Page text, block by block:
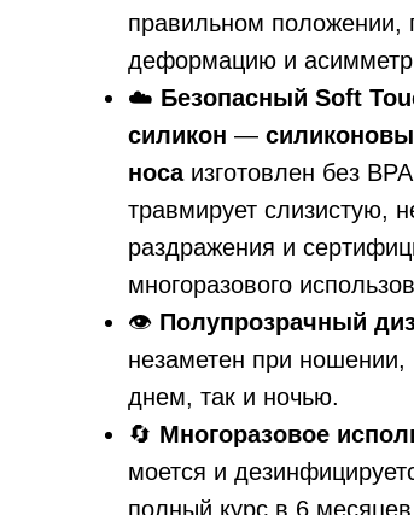
правильном положении,
деформацию и
☁️ Безопасный Soft
силикон —
носаизготовлен без
травмирует слизистую,
раздражения и
многоразового
👁️ Полупрозрачный
незаметен при ношении,
днем, так и ночью.
🔄 Многоразовое
моется и
полный курс в 6